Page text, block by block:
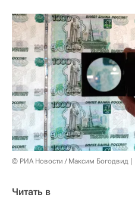
© РИА Новости / Максим Богодвид
Читать в